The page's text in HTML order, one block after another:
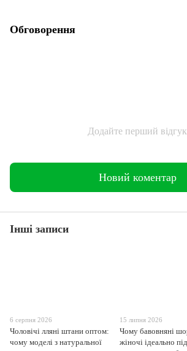
Обговорення
Додайте перший відгук
Новий коментар
Інші записи
6 серпня 2026
Чоловічі лляні штани оптом:
чому моделі з натуральної
15 липня 2026
Чому бавовняні
жіночі ідеально